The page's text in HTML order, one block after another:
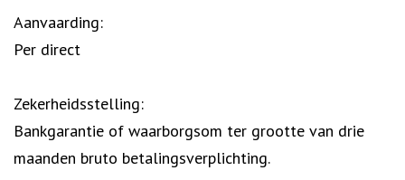
Aanvaarding:
Per direct
Zekerheidsstelling:
Bankgarantie of waarborgsom ter grootte van drie
maanden bruto betalingsverplichting.